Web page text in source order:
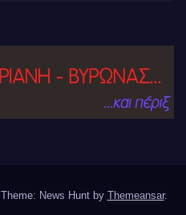
Theme: News Hunt by Themeansar.